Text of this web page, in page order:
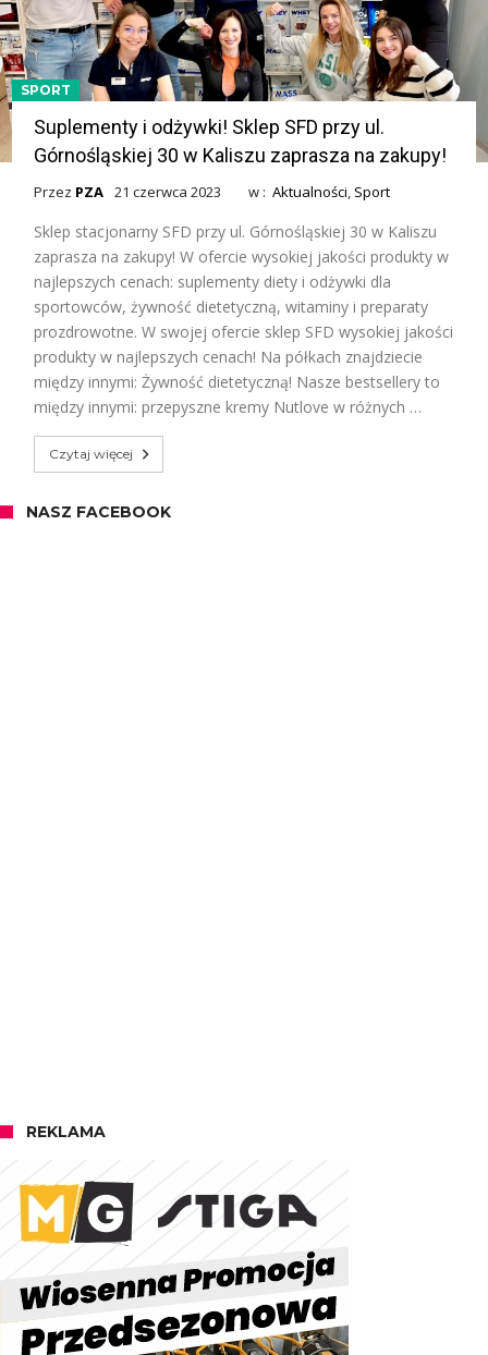
SPORT
Suplementy i odżywki! Sklep SFD przy ul.
Górnośląskiej 30 w Kaliszu zaprasza na zakupy!
Przez PZA 21 czerwca 2023 w :Aktualności, Sport
Sklep stacjonarny SFD przy ul. Górnośląskiej 30 w Kaliszu
zaprasza na zakupy! W ofercie wysokiej jakości produkty w
najlepszych cenach: suplementy diety i odżywki dla
sportowców, żywność dietetyczną, witaminy i preparaty
prozdrowotne. W swojej ofercie sklep SFD wysokiej jakości
produkty w najlepszych cenach! Na półkach znajdziecie
między innymi: Żywność dietetyczną! Nasze bestsellery to
między innymi: przepyszne kremy Nutlove w różnych …
Czytaj więcej
NASZ FACEBOOK
REKLAMA